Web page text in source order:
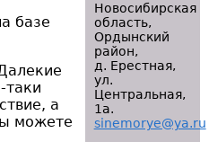
базе
таки
а
можете
Новосибирская
область,
Ордынский
район,
д. Ерестная,
ул.
Центральная,
1а.
sinemorye@ya.ru